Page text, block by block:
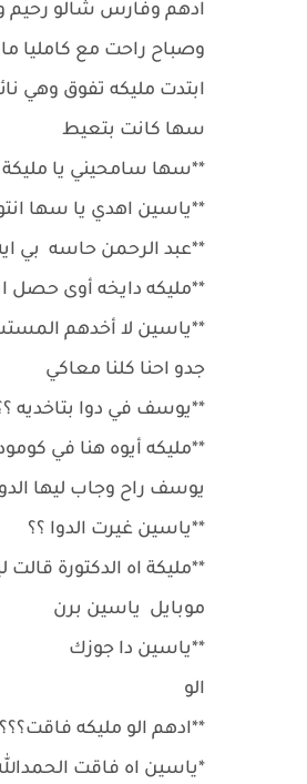
ادهم وفارس شالو
وصباح راحت مع كامليا
ابتدت مليكه تفوق وهي
سها كانت بتعيط
**سها سامحيني يا
**ياسين اهدي يا سها
**عبد الرحمن حاسه بي
**مليكه دايخه أوى حصل
**ياسين لا أخدهم
جدو احنا كلنا معاكي
**يوسف في دوا بتاخديه
**مليكه أيوه هنا في
يوسف راح وجاب ليها
**ياسين غيرت الدوا ؟؟
**مليكة اه الدكتورة قالت
موبايل ياسين برن
**ياسين دا جوزك
الو
**ادهم الو مليكه فاقت؟؟؟
*ياسين اه فاقت